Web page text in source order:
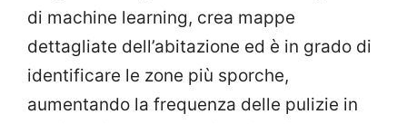
di machine learning, crea mappe
dettagliate dell’abitazione ed è in grado di
identificare le zone più sporche,
aumentando la frequenza delle pulizie in